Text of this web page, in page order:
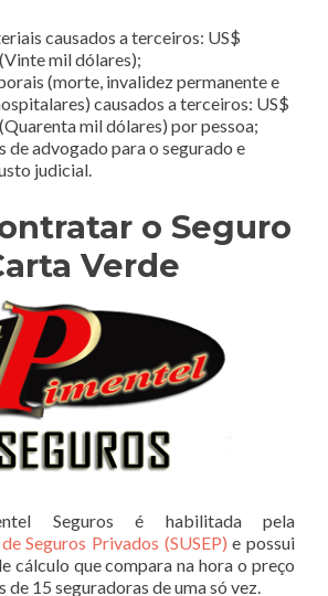
causados a terceiros: US$
mil dólares);
(morte, invalidez permanente e
causados a terceiros: US$
mil dólares) por pessoa;
de advogado para o segurado e
judicial.
o Seguro
Verde
Seguros é habilitada pela
Seguros Privados (SUSEP) e possui
cálculo que compara na hora o preço
de 15 seguradoras de uma só vez.